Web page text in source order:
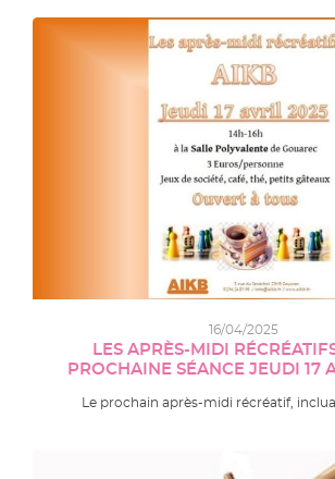
16/04/2025
LES APRÈS-MIDI
PROCHAINE SÉANCE JEUDI 17
Le prochain après-midi récréatif,